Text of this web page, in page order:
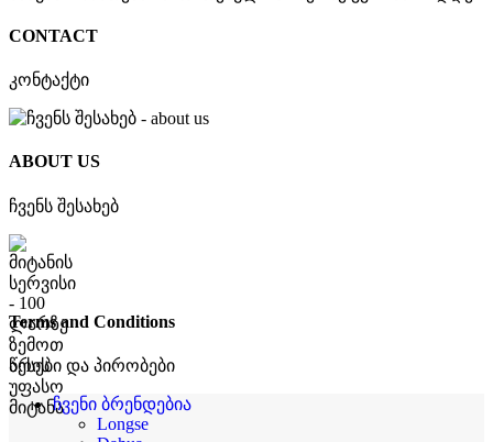
CONTACT
კონტაქტი
ABOUT US
ჩვენს შესახებ
Terms and Conditions
წესები და პირობები
ჩვენი ბრენდებია
Longse